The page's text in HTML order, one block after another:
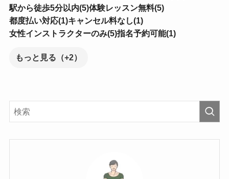
駅から徒歩5分以内(5)体験レッスン無料(5)
都度払い対応(1)キャンセル料なし(1)
女性インストラクターのみ(5)指名予約可能(1)
もっと見る（+2）